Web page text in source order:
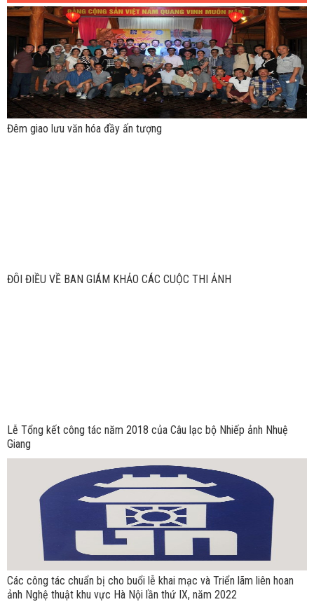
Đêm giao lưu văn hóa đầy ấn tượng
ĐÔI ĐIỀU VỀ BAN GIÁM KHẢO CÁC CUỘC THI ẢNH
Lễ Tổng kết công tác năm 2018 của Câu lạc bộ Nhiếp ảnh Nhuệ
Giang
Các công tác chuẩn bị cho buổi lễ khai mạc và Triển lãm liên hoan
ảnh Nghệ thuật khu vực Hà Nội lần thứ IX, năm 2022